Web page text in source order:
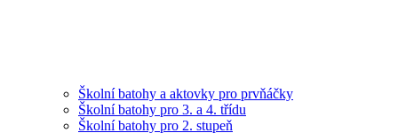
Školní batohy a aktovky pro prvňáčky
Školní batohy pro 3. a 4. třídu
Školní batohy pro 2. stupeň